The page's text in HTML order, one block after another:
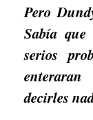
Pero
Sabía
serios
decirles